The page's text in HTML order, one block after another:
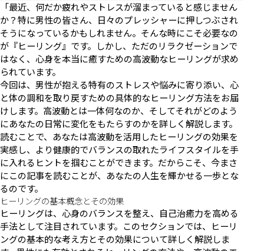
「最近、何だか疲れやストレスが溜まっていると感じません
か？特に男性の皆さん、日々のプレッシャーに押しつぶされ
そうになっているかもしれません。そんな時にこそ必要なの
が『ヒーリング』です。しかし、ただのリラクゼーションで
はなく、心身を本当に癒すための高波動なヒーリングが求め
られています。
今回は、男性が抱える特有のストレスや悩みに寄り添い、心
と体の調和を取り戻すための具体的なヒーリング方法をお届
けします。高波動とは一体何なのか、そしてそれがどのよう
にあなたの日常に変化をもたらすのかを詳しく解説します。
読むことで、あなたは高波動を活用したヒーリングの効果を
実感し、より健康的でバランスの取れたライフスタイルを手
に入れるヒントを掴むことができます。だからこそ、今まさ
にこの記事を読むことが、あなたの人生を輝かせる一歩とな
るのです。
ヒーリングの基本概念とその効果
ヒーリングは、心身のバランスを整え、自己治癒力を高める
手法として注目されています。このセクションでは、ヒーリ
ングの基本的な考え方とその効果について詳しく解説しま